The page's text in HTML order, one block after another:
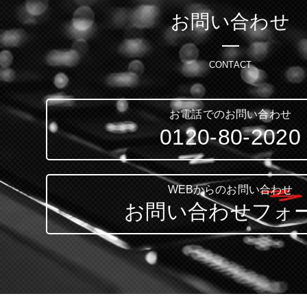
お問い合わせ
CONTACT
お電話でのお問い合わせ
0120-80-2020
WEBからのお問い合わせ
お問い合わせフォ